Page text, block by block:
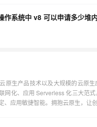
作系统中 v8 可以申请多少堆内
原生产品技术以及大规模的云原
网化、应用 Serverless 化三大范
、应用敏捷智能。拥抱云原生，让创